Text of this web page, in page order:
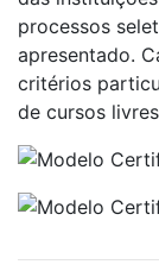
processos
apresentado.
critérios
de cursos